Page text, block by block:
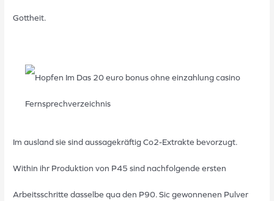
Gottheit.
Im ausland sie sind aussagekräftig Co2-Extrakte bevorzugt.
Within ihr Produktion von P45 sind nachfolgende ersten
Arbeitsschritte dasselbe qua den P90. Sic gewonnenen Pulver